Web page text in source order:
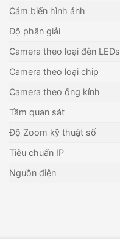
Cảm biến hình ảnh
Độ phân giải
Camera theo loại đèn LEDs
Camera theo loại chip
Camera theo ống kính
Tầm quan sát
Độ Zoom kỹ thuật số
Tiêu chuẩn IP
Nguồn điện